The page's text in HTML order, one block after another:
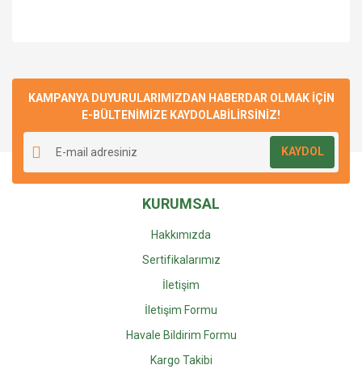
Yorum Yaz
kullanarak tarafımıza iletebilirsiniz.
Görüş ve önerileriniz için teşekkür ederiz.
Ürün resmi kalitesiz, bozuk veya görüntülenemiyor.
Ürün açıklamasında eksik bilgiler bulunuyor.
Ürün fiyatı diğer sitelerden daha pahalı.
Gönder
KAMPANYA DUYURULARIMIZDAN HABERDAR OLMAK İÇİN
E-BÜLTENİMİZE KAYDOLABİLİRSİNİZ!
KAYDOL
KURUMSAL
Hakkımızda
Sertifikalarımız
İletişim
İletişim Formu
Havale Bildirim Formu
Kargo Takibi